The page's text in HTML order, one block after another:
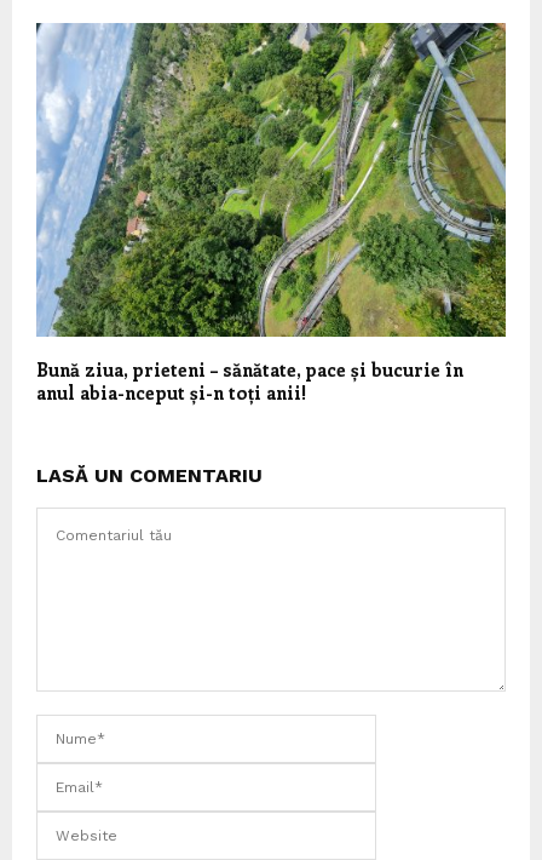
Bună ziua, prieteni – sănătate, pace și bucurie în
anul abia-nceput și-n toți anii!
LASĂ UN COMENTARIU